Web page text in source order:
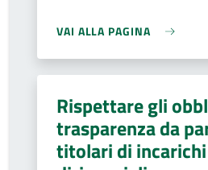
VAI ALLA PAGINA
Rispettare gli
trasparenza da
titolari di